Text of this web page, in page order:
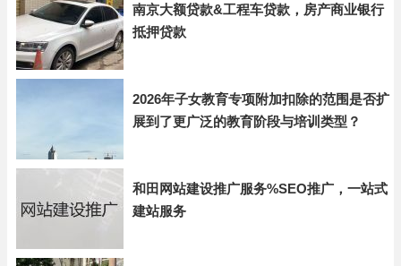
南京大额贷款&工程车贷款，房产商业银行
抵押贷款
2026年子女教育专项附加扣除的范围是否扩
展到了更广泛的教育阶段与培训类型？
和田网站建设推广服务%SEO推广，一站式
建站服务